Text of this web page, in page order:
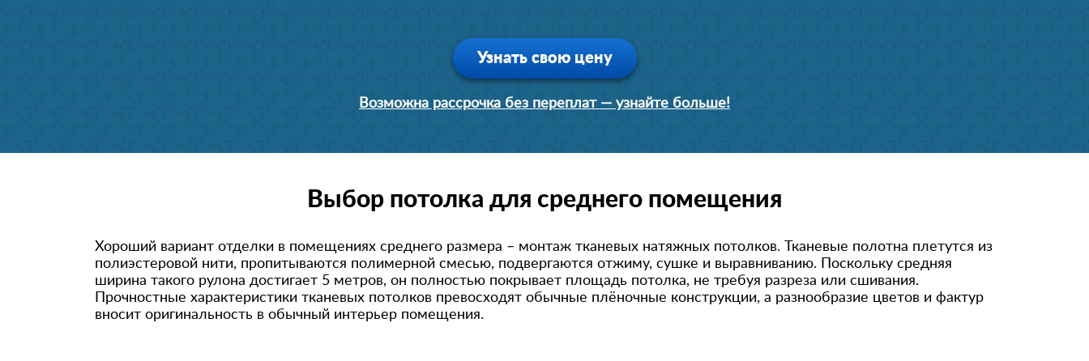
Узнать свою цену
Возможна рассрочка без переплат — узнайте больше!
Выбор потолка для среднего помещения
Хороший вариант отделки в помещениях среднего размера – монтаж тканевых натяжных потолков. Тканевые полотна плетутся из
полиэстеровой нити, пропитываются полимерной смесью, подвергаются отжиму, сушке и выравниванию. Поскольку средняя
ширина такого рулона достигает 5 метров, он полностью покрывает площадь потолка, не требуя разреза или сшивания.
Прочностные характеристики тканевых потолков превосходят обычные плёночные конструкции, а разнообразие цветов и фактур
вносит оригинальность в обычный интерьер помещения.